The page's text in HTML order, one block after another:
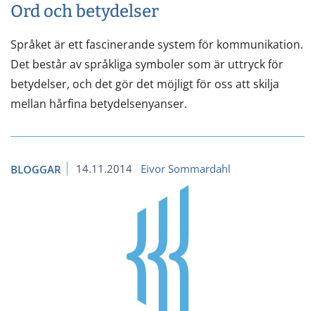
Ord och betydelser
Språket är ett fascinerande system för kommunikation.
Det består av språkliga symboler som är uttryck för
betydelser, och det gör det möjligt för oss att skilja
mellan hårfina betydelsenyanser.
BLOGGAR 14.11.2014 Eivor Sommardahl